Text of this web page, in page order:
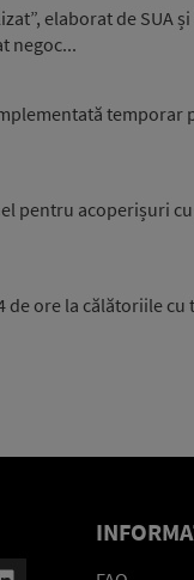
elaborat de SUA
negoc...
temporar
pentru acoperișuri
ore la călătoriile cu